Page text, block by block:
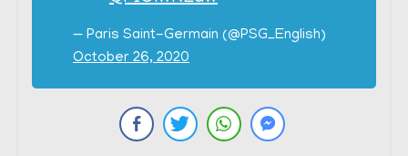
— Paris Saint-Germain (@PSG_English)
October 26, 2020